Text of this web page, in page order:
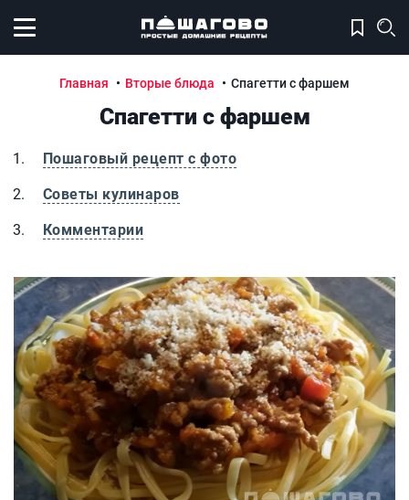
Открыть меню
Главная Вторые блюда Спагетти с фаршем
Спагетти с фаршем
Пошаговый рецепт с фото
Советы кулинаров
Комментарии
Спагетти с фаршем